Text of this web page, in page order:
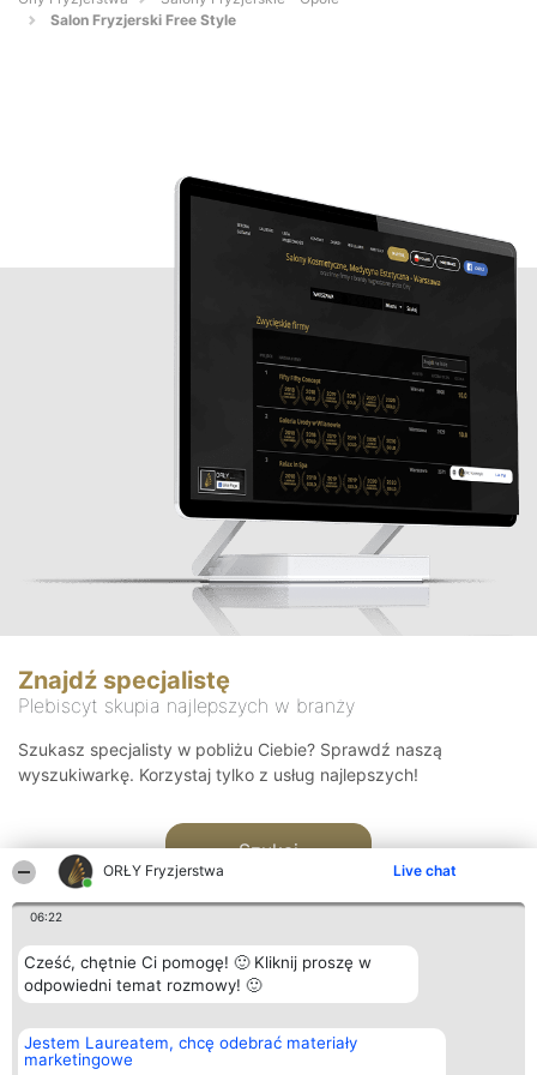
ORŁY Fryzjerstwa Live chat
06:22
Cześć, chętnie Ci pomogę! 🙂 Kliknij proszę w
odpowiedni temat rozmowy! 🙂
Jestem Laureatem, chcę odebrać materiały
marketingowe
Salon Fryzjerski Free Style
Znajdź specjalistę
Plebiscyt skupia najlepszych w branży
Szukasz specjalisty w pobliżu Ciebie? Sprawdź naszą
wyszukiwarkę. Korzystaj tylko z usług najlepszych!
Szukaj
Organizator plebiscytu
Bright Side Solutions sp. z o.
o. sp. k.
Plebiscyt
Laureaci
Kontakt
Kontakt